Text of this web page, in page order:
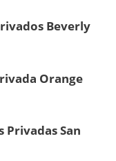
Beverly
Orange
Privadas San